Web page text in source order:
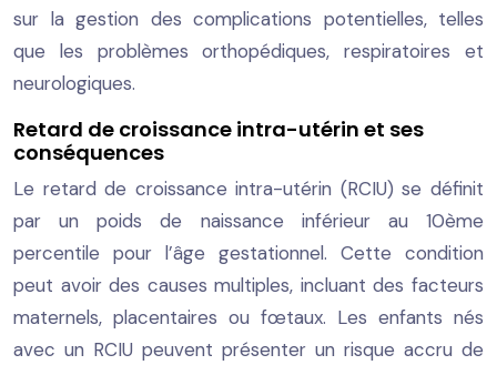
sur la gestion des complications potentielles, telles
que les problèmes orthopédiques, respiratoires et
neurologiques.
Retard de croissance intra-utérin et ses
conséquences
Le retard de croissance intra-utérin (RCIU) se définit
par un poids de naissance inférieur au 10ème
percentile pour l’âge gestationnel. Cette condition
peut avoir des causes multiples, incluant des facteurs
maternels, placentaires ou fœtaux. Les enfants nés
avec un RCIU peuvent présenter un risque accru de